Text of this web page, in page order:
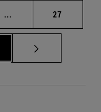
... Páginas intermedias
Página
27